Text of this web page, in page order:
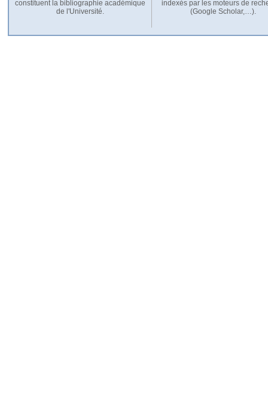
constituent la bibliographie académique
de l'Université.
indexés par les moteurs de
(Google Scholar,…).